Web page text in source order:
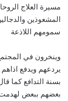
مسيرة العلاج
المشعوذين
سمومهم اللاذعة
وينخرون في
يردعهم ويدفع
بسنة التدافع كما
بعضهم ببعض